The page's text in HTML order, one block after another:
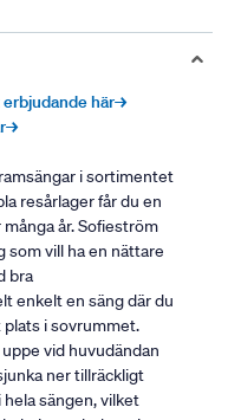
här→
i sortimentet
resårlager får du en
år. Sofieström
som vill ha en nättare
bra
enkelt en säng där du
i sovrummet.
vid huvudändan
ner tillräckligt
sängen, vilket